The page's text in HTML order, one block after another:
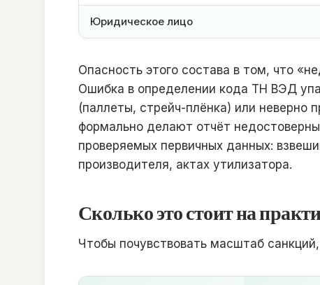
Юридическое лицо
Опасность этого состава в том, что
Ошибка в определении кода ТН ВЭД
(паллеты, стрейч-плёнка) или
формально делают отчёт
проверяемых первичных данных:
производителя, актах утилизатора.
Сколько это стоит на
Чтобы почувствовать масштаб